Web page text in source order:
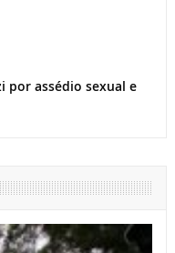
por assédio sexual e